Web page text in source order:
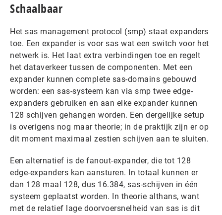
Schaalbaar
Het sas management protocol (smp) staat expanders
toe. Een expander is voor sas wat een switch voor het
netwerk is. Het laat extra verbindingen toe en regelt
het dataverkeer tussen de componenten. Met een
expander kunnen complete sas-domains gebouwd
worden: een sas-systeem kan via smp twee edge-
expanders gebruiken en aan elke expander kunnen
128 schijven gehangen worden. Een dergelijke setup
is overigens nog maar theorie; in de praktijk zijn er op
dit moment maximaal zestien schijven aan te sluiten.
Een alternatief is de fanout-expander, die tot 128
edge-expanders kan aansturen. In totaal kunnen er
dan 128 maal 128, dus 16.384, sas-schijven in één
systeem geplaatst worden. In theorie althans, want
met de relatief lage doorvoersnelheid van sas is dit